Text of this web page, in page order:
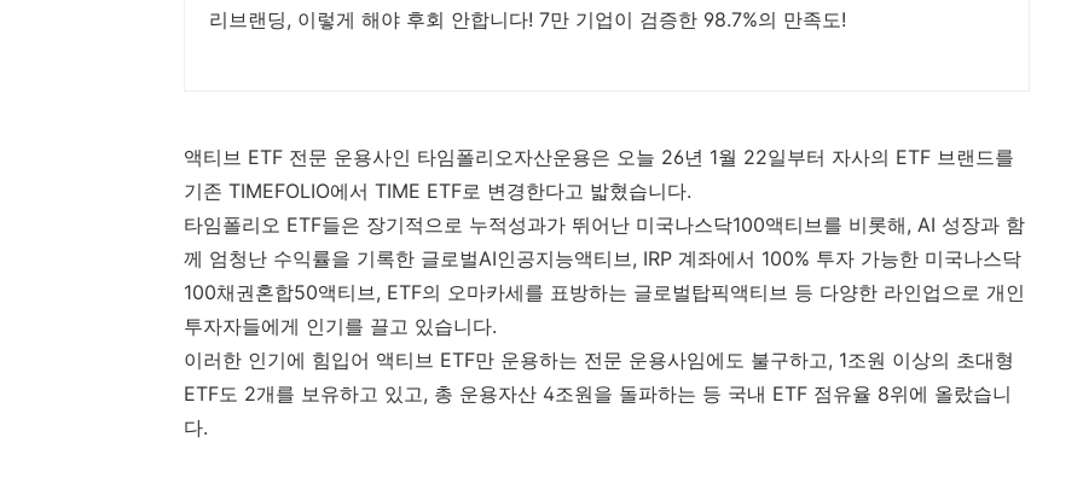
리브랜딩, 이렇게 해야 후회 안합니다! 7만 기업이 검증한 98.7%의 만족도!
액티브 ETF 전문 운용사인 타임폴리오자산운용은 오늘 26년 1월 22일부터 자사의 ETF 브랜드를
기존 TIMEFOLIO에서 TIME ETF로 변경한다고 밟혔습니다.
타임폴리오 ETF들은 장기적으로 누적성과가 뛰어난 미국나스닥100액티브를 비롯해, AI 성장과 함
께 엄청난 수익률을 기록한 글로벌AI인공지능액티브, IRP 계좌에서 100% 투자 가능한 미국나스닥
100채권혼합50액티브, ETF의 오마카세를 표방하는 글로벌탑픽액티브 등 다양한 라인업으로 개인
투자자들에게 인기를 끌고 있습니다.
이러한 인기에 힘입어 액티브 ETF만 운용하는 전문 운용사임에도 불구하고, 1조원 이상의 초대형
ETF도 2개를 보유하고 있고, 총 운용자산 4조원을 돌파하는 등 국내 ETF 점유율 8위에 올랐습니
다.